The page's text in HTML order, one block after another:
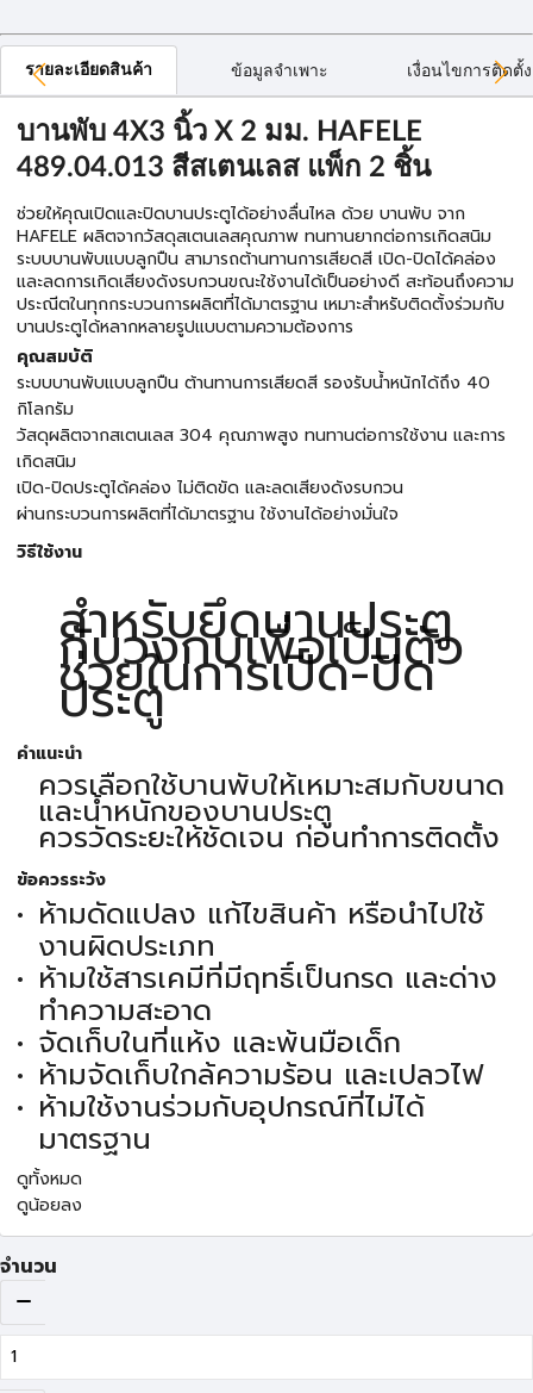
รายละเอียดสินค้า ข้อมูลจำเพาะ เงื่อนไขการติดตั้ง
บานพับ 4X3 นิ้ว X 2 มม. HAFELE
489.04.013 สีสเตนเลส แพ็ก 2 ชิ้น
ช่วยให้คุณเปิดและปิดบานประตูได้อย่างลื่นไหล ด้วย บานพับ จาก
HAFELE ผลิตจากวัสดุสเตนเลสคุณภาพ ทนทานยากต่อการเกิดสนิม
ระบบบานพับแบบลูกปืน สามารถต้านทานการเสียดสี เปิด-ปิดได้คล่อง
และลดการเกิดเสียงดังรบกวนขณะใช้งานได้เป็นอย่างดี สะท้อนถึงความ
ประณีตในทุกกระบวนการผลิตที่ได้มาตรฐาน เหมาะสำหรับติดตั้งร่วมกับ
บานประตูได้หลากหลายรูปแบบตามความต้องการ
คุณสมบัติ
ระบบบานพับแบบลูกปืน ต้านทานการเสียดสี รองรับน้ำหนักได้ถึง 40
กิโลกรัม
วัสดุผลิตจากสเตนเลส 304 คุณภาพสูง ทนทานต่อการใช้งาน และการ
เกิดสนิม
เปิด-ปิดประตูได้คล่อง ไม่ติดขัด และลดเสียงดังรบกวน
ผ่านกระบวนการผลิตที่ได้มาตรฐาน ใช้งานได้อย่างมั่นใจ
วิธีใช้งาน
สำหรับยึดบานประตู
กับวงกบเพื่อเป็นตัว
ช่วยในการเปิด-ปิด
ประตู
คำแนะนำ
ควรเลือกใช้บานพับให้เหมาะสมกับขนาด
และน้ำหนักของบานประตู
ควรวัดระยะให้ชัดเจน ก่อนทำการติดตั้ง
ข้อควรระวัง
ห้ามดัดแปลง แก้ไขสินค้า หรือนำไปใช้
งานผิดประเภท
ห้ามใช้สารเคมีที่มีฤทธิ์เป็นกรด และด่าง
ทำความสะอาด
จัดเก็บในที่แห้ง และพ้นมือเด็ก
ห้ามจัดเก็บใกล้ความร้อน และเปลวไฟ
ห้ามใช้งานร่วมกับอุปกรณ์ที่ไม่ได้
มาตรฐาน
ดูทั้งหมด
ดูน้อยลง
จำนวน